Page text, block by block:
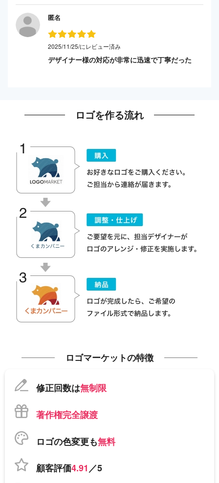
匿名
2025/11/25/にレビュー済み
デザイナー様の対応が非常に迅速で丁寧だった
ロゴを作る流れ
ロゴマーケットの特徴
修正回数は無制限
著作権完全譲渡
ロゴの色変更も無料
顧客評価4.91／5